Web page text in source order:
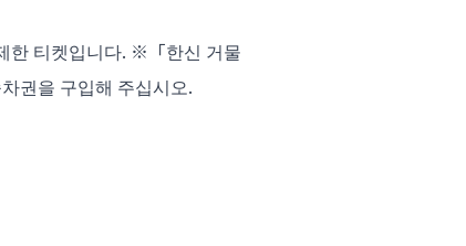
한 티켓입니다. ※「한신 거물
권을 구입해 주십시오.